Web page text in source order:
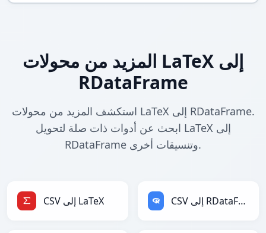
المزيد من محولات LaTeX إلى
RDataFrame
استكشف المزيد من محولات LaTeX إلى RDataFrame.
ابحث عن أدوات ذات صلة لتحويل LaTeX إلى
RDataFrame وتنسيقات أخرى.
CSV إلى LaTeX CSV إلى RDataFrame